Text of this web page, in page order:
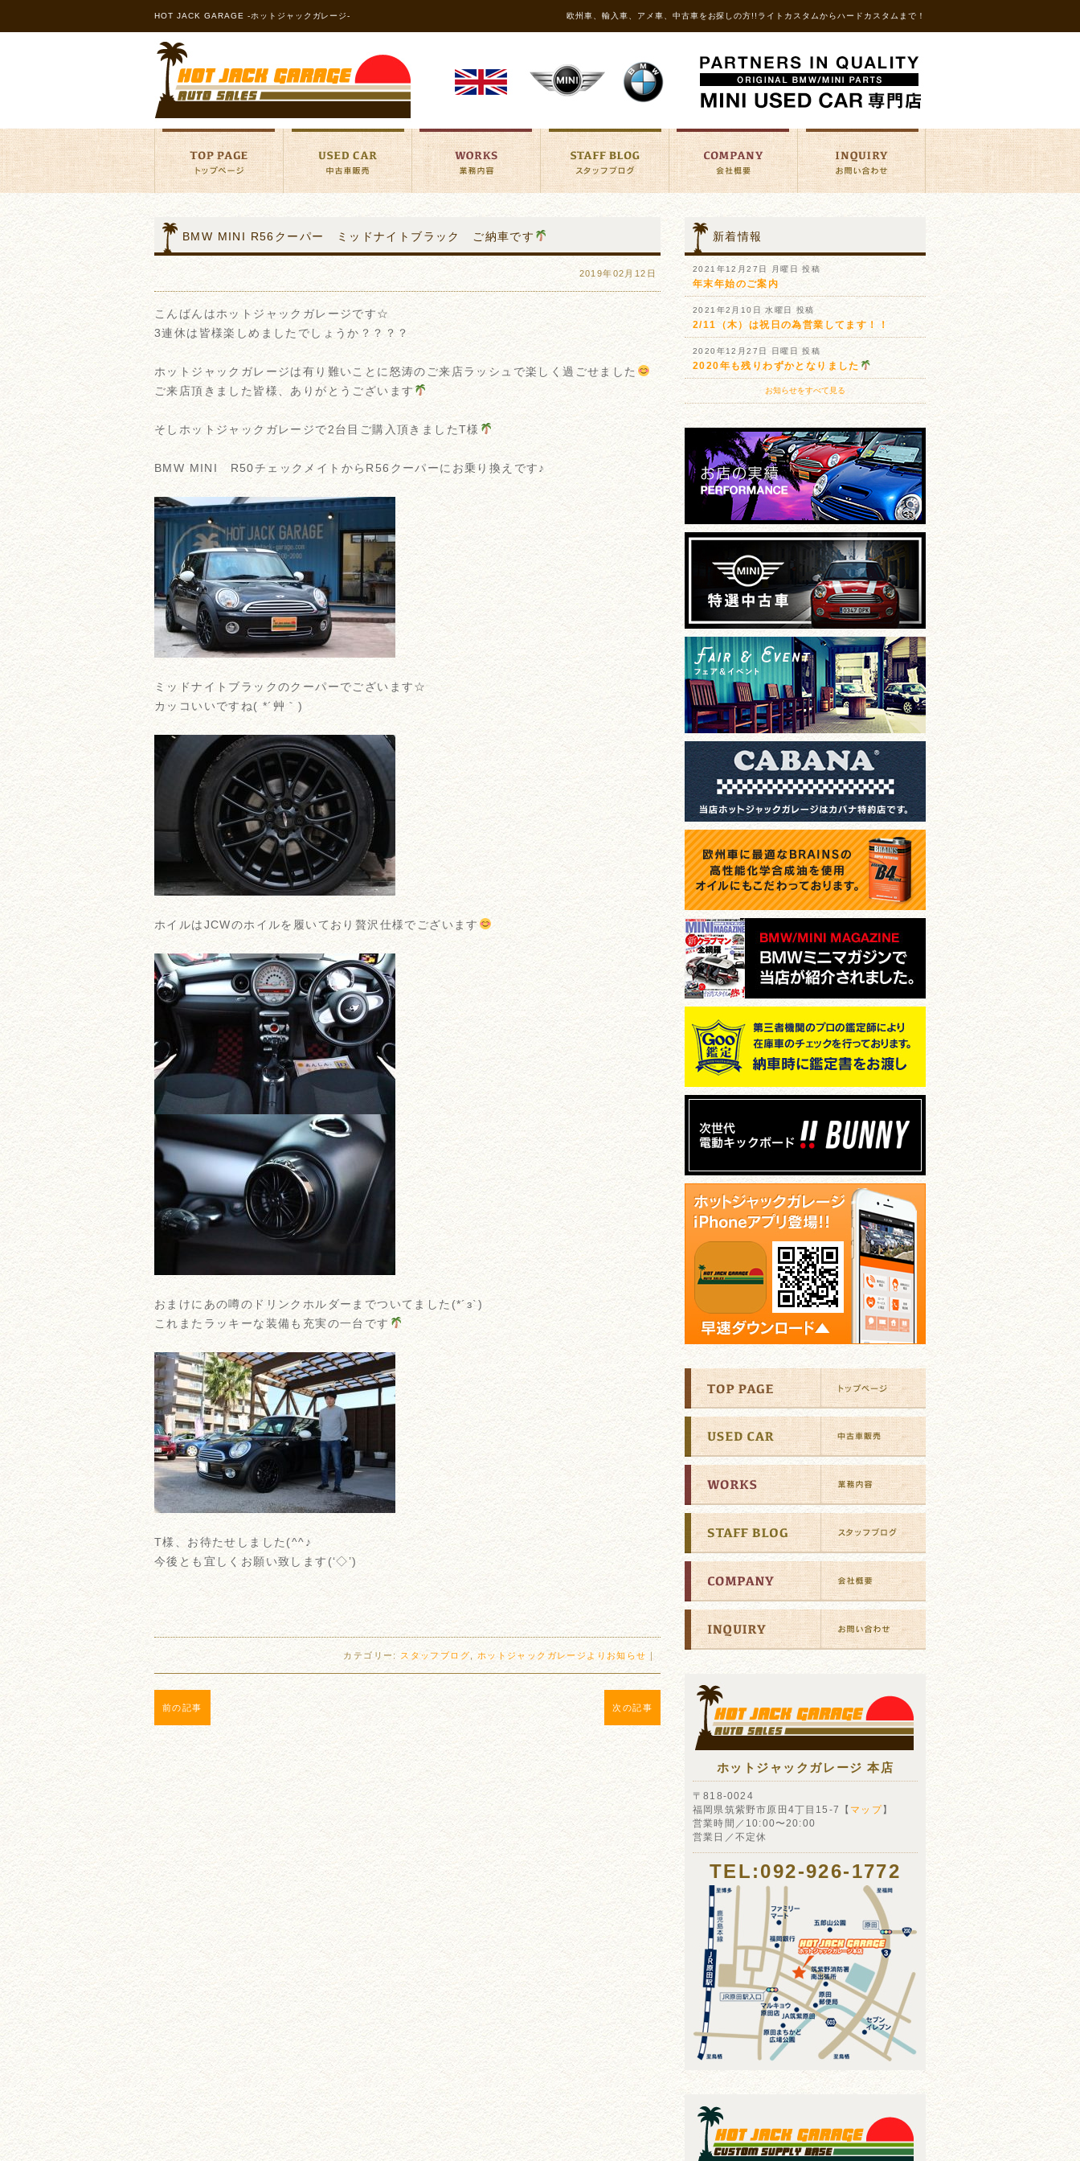
HOT JACK GARAGE -ホットジャックガレージ- 欧州車、輸入車、アメ車、中古車をお探しの方!!ライトカスタムからハードカスタムまで！
BMW MINI R56クーパー ミッドナイトブラック ご納車です
2019年02月12日
こんばんはホットジャックガレージです☆
3連休は皆様楽しめましたでしょうか？？？？
ホットジャックガレージは有り難いことに怒涛のご来店ラッシュで楽しく過ごせました
ご来店頂きました皆様、ありがとうございます
そしホットジャックガレージで2台目ご購入頂きましたT様
BMW MINI R50チェックメイトからR56クーパーにお乗り換えです♪
ミッドナイトブラックのクーパーでございます☆
カッコいいですね( *´艸｀)
ホイルはJCWのホイルを履いており贅沢仕様でございます
おまけにあの噂のドリンクホルダーまでついてました(*´з`)
これまたラッキーな装備も充実の一台です
T様、お待たせしました(^^♪
今後とも宜しくお願い致します(‘◇’)ゞ
カテゴリー: スタッフブログ ホットジャックガレージよりお知らせ ｜
前の記事 次の記事
新着情報
2021年12月27日 月曜日 投稿
年末年始のご案内
2021年2月10日 水曜日 投稿
2/11（木）は祝日の為営業してます！！
2020年12月27日 日曜日 投稿
2020年も残りわずかとなりました
お知らせをすべて見る
ホットジャックガレージ 本店
〒818-0024
福岡県筑紫野市原田4丁目15-7【 マップ】
営業時間／10:00〜20:00
営業日／不定休
TEL:092-926-1772